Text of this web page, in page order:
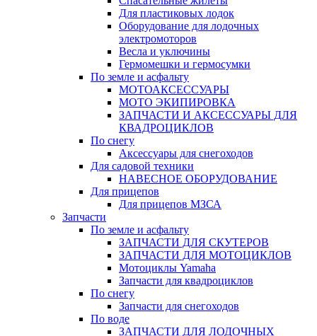
Для пластиковых лодок
Оборудование для лодочных
электромоторов
Весла и уключины
Гермомешки и гермосумки
По земле и асфальту
МОТОАКСЕССУАРЫ
МОТО ЭКИПИРОВКА
ЗАПЧАСТИ И АКСЕССУАРЫ ДЛЯ
КВАДРОЦИКЛОВ
По снегу
Аксессуары для снегоходов
Для садовой техники
НАВЕСНОЕ ОБОРУДОВАНИЕ
Для прицепов
Для прицепов МЗСА
Запчасти
По земле и асфальту
ЗАПЧАСТИ ДЛЯ СКУТЕРОВ
ЗАПЧАСТИ ДЛЯ МОТОЦИКЛОВ
Мотоциклы Yamaha
Запчасти для квадроциклов
По снегу
Запчасти для снегоходов
По воде
ЗАПЧАСТИ ДЛЯ ЛОДОЧНЫХ